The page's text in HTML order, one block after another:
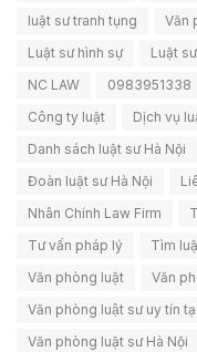
luật sư tranh tụng Văn
Luật sư hình sự
Luật
NC LAW
0983951338
Công ty luật
Dịch vụ
Danh sách luật sư Hà Nội
Đoàn luật sư Hà Nội
Nhân Chính Law Firm
Tư vấn pháp lý
Tìm
Văn phòng luật
Văn
Văn phòng luật sư uy tín
Văn phòng luật sư Hà Nội